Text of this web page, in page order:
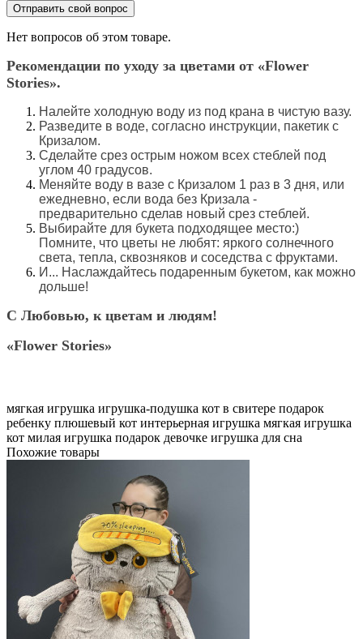
Отправить свой вопрос
Нет вопросов об этом товаре.
Рекомендации по уходу за цветами от «Flower
Stories».
Налейте холодную воду из под крана в чистую вазу.
Разведите в воде, согласно инструкции, пакетик с
Кризалом.
Сделайте срез острым ножом всех стеблей под
углом 40 градусов.
Меняйте воду в вазе с Кризалом 1 раз в 3 дня, или
ежедневно, если вода без Кризала -
предварительно сделав новый срез стеблей.
Выбирайте для букета подходящее место:)
Помните, что цветы не любят: яркого солнечного
света, тепла, сквозняков и соседства с фруктами.
И... Наслаждайтесь подаренным букетом, как можно
дольше!
С Любовью, к цветам и людям!
«Flower Stories»
мягкая игрушка игрушка-подушка кот в свитере подарок
ребенку плюшевый кот интерьерная игрушка мягкая игрушка
кот милая игрушка подарок девочке игрушка для сна
Похожие товары